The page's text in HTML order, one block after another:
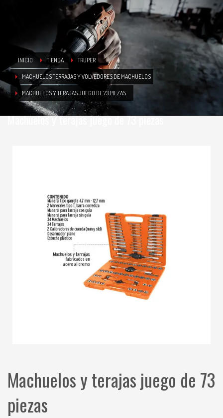
INICIO TIENDA TRUPER
MACHUELOS TERRAJAS Y VOLVEDORES DE MACHUELOS
MACHUELOS Y TERAJAS JUEGO DE 73 PIEZAS
Machuelos y terajas juego de 73 piezas
Machuelos y terajas juego de 73
piezas